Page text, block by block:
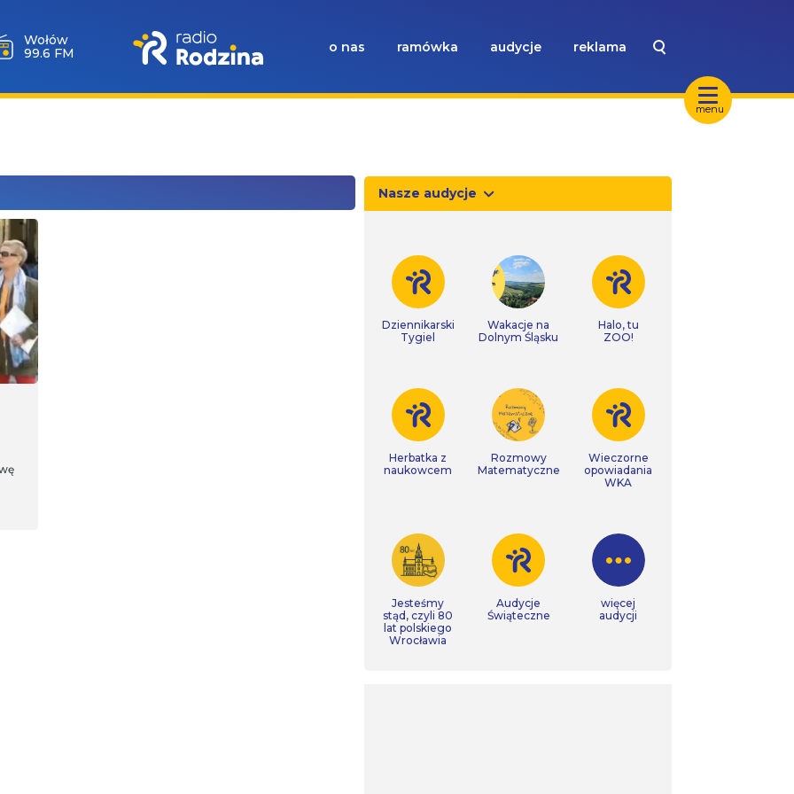
menu
Wołów
99.6 FM
o nas ramówka audycje reklama
Nasze audycje
Dziennikarski
Tygiel
Wakacje na
Dolnym Śląsku
Halo, tu
ZOO!
Herbatka z
naukowcem
Rozmowy
Matematyczne
Wieczorne
opowiadania
WKA
Jesteśmy
stąd, czyli 80
lat polskiego
Wrocławia
Audycje
Świąteczne
więcej
audycji